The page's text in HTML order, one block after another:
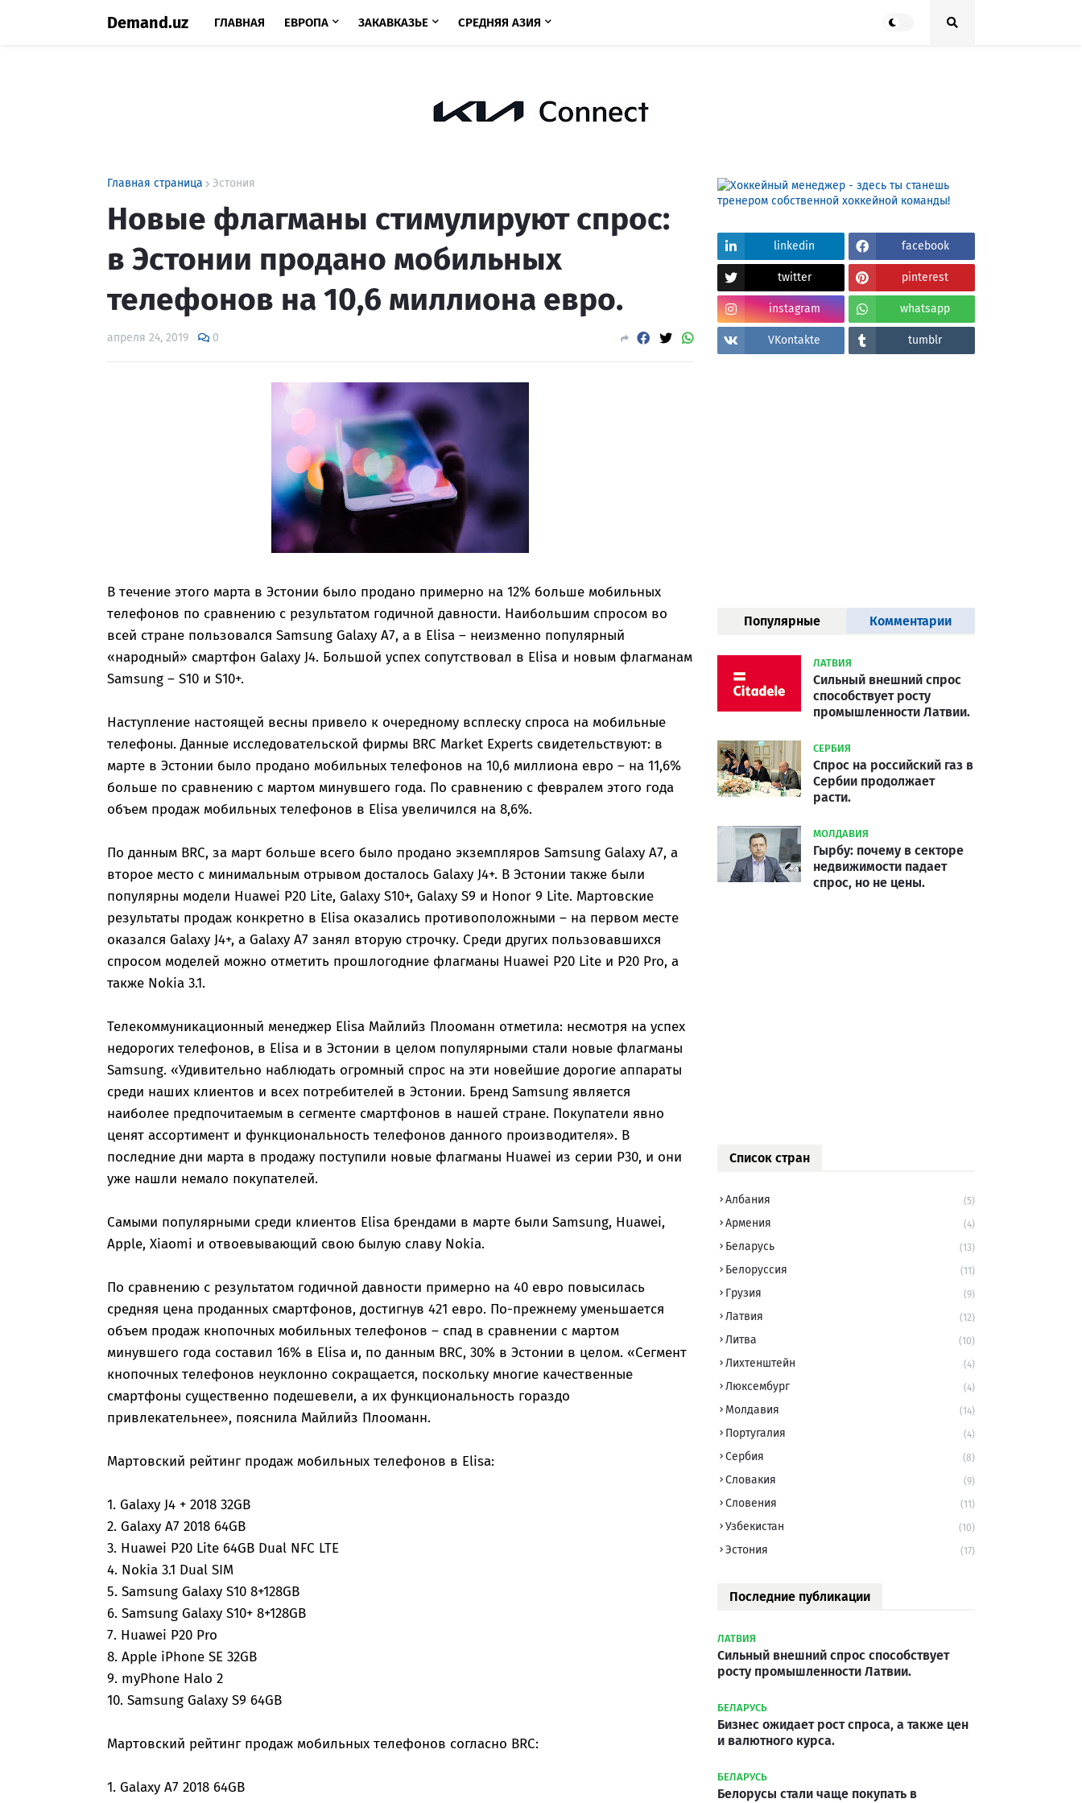
Demand.uz ГЛАВНАЯ ЕВРОПА ЗАКАВКАЗЬЕ СРЕДНЯЯ АЗИЯ
Главная страница Эстония
Новые флагманы стимулируют спрос:
в Эстонии продано мобильных
телефонов на 10,6 миллиона евро.
апреля 24, 2019 0
В течение этого марта в Эстонии было продано примерно на 12% больше мобильных
телефонов по сравнению с результатом годичной давности. Наибольшим спросом во
всей стране пользовался Samsung Galaxy A7, а в Elisa – неизменно популярный
«народный» смартфон Galaxy J4. Большой успех сопутствовал в Elisa и новым флагманам
Samsung – S10 и S10+.
Наступление настоящей весны привело к очередному всплеску спроса на мобильные
телефоны. Данные исследовательской фирмы BRC Market Experts свидетельствуют: в
марте в Эстонии было продано мобильных телефонов на 10,6 миллиона евро – на 11,6%
больше по сравнению с мартом минувшего года. По сравнению с февралем этого года
объем продаж мобильных телефонов в Elisa увеличился на 8,6%.
По данным BRC, за март больше всего было продано экземпляров Samsung Galaxy A7, а
второе место с минимальным отрывом досталось Galaxy J4+. В Эстонии также были
популярны модели Huawei P20 Lite, Galaxy S10+, Galaxy S9 и Honor 9 Lite. Мартовские
результаты продаж конкретно в Elisa оказались противоположными – на первом месте
оказался Galaxy J4+, а Galaxy A7 занял вторую строчку. Среди других пользовавшихся
спросом моделей можно отметить прошлогодние флагманы Huawei P20 Lite и P20 Pro, а
также Nokia 3.1.
Телекоммуникационный менеджер Elisa Майлийз Плооманн отметила: несмотря на успех
недорогих телефонов, в Elisa и в Эстонии в целом популярными стали новые флагманы
Samsung. «Удивительно наблюдать огромный спрос на эти новейшие дорогие аппараты
среди наших клиентов и всех потребителей в Эстонии. Бренд Samsung является
наиболее предпочитаемым в сегменте смартфонов в нашей стране. Покупатели явно
ценят ассортимент и функциональность телефонов данного производителя». В
последние дни марта в продажу поступили новые флагманы Huawei из серии P30, и они
уже нашли немало покупателей.
Самыми популярными среди клиентов Elisa брендами в марте были Samsung, Huawei,
Apple, Xiaomi и отвоевывающий свою былую славу Nokia.
По сравнению с результатом годичной давности примерно на 40 евро повысилась
средняя цена проданных смартфонов, достигнув 421 евро. По-прежнему уменьшается
объем продаж кнопочных мобильных телефонов – спад в сравнении с мартом
минувшего года составил 16% в Elisa и, по данным BRC, 30% в Эстонии в целом. «Сегмент
кнопочных телефонов неуклонно сокращается, поскольку многие качественные
смартфоны существенно подешевели, а их функциональность гораздо
привлекательнее», пояснила Майлийз Плооманн.
Мартовский рейтинг продаж мобильных телефонов в Elisa:
1. Galaxy J4 + 2018 32GB
2. Galaxy A7 2018 64GB
3. Huawei P20 Lite 64GB Dual NFC LTE
4. Nokia 3.1 Dual SIM
5. Samsung Galaxy S10 8+128GB
6. Samsung Galaxy S10+ 8+128GB
7. Huawei P20 Pro
8. Apple iPhone SE 32GB
9. myPhone Halo 2
10. Samsung Galaxy S9 64GB
Мартовский рейтинг продаж мобильных телефонов согласно BRC:
1. Galaxy A7 2018 64GB
linkedin facebook
twitter pinterest
instagram whatsapp
VKontakte tumblr
Популярные
Комментарии
ЛАТВИЯ
Сильный внешний спрос
способствует росту
промышленности Латвии.
СЕРБИЯ
Спрос на российский газ в
Сербии продолжает
расти.
МОЛДАВИЯ
Гырбу: почему в секторе
недвижимости падает
спрос, но не цены.
Список стран
Албания (5)
Армения (4)
Беларусь (13)
Белоруссия (11)
Грузия (9)
Латвия (12)
Литва (10)
Лихтенштейн (4)
Люксембург (4)
Молдавия (14)
Португалия (4)
Сербия (8)
Словакия (9)
Словения (11)
Узбекистан (10)
Эстония (17)
Последние публикации
ЛАТВИЯ
Сильный внешний спрос способствует
росту промышленности Латвии.
БЕЛАРУСЬ
Бизнес ожидает рост спроса, а также цен
и валютного курса.
БЕЛАРУСЬ
Белорусы стали чаще покупать в